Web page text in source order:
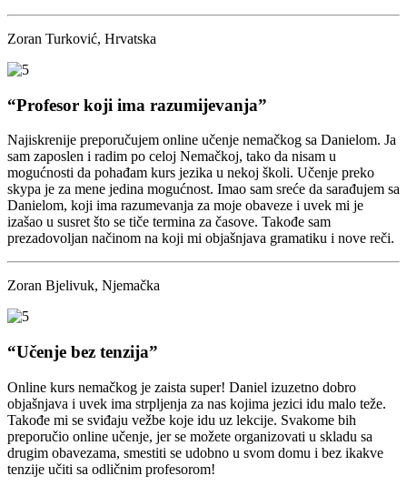
Zoran Turković, Hrvatska
“Profesor koji ima razumijevanja”
Najiskrenije preporučujem online učenje nemačkog sa Danielom. Ja
sam zaposlen i radim po celoj Nemačkoj, tako da nisam u
mogućnosti da pohađam kurs jezika u nekoj školi. Učenje preko
skypa je za mene jedina mogućnost. Imao sam sreće da sarađujem sa
Danielom, koji ima razumevanja za moje obaveze i uvek mi je
izašao u susret što se tiče termina za časove. Takođe sam
prezadovoljan načinom na koji mi objašnjava gramatiku i nove reči.
Zoran Bjelivuk, Njemačka
“Učenje bez tenzija”
Online kurs nemačkog je zaista super! Daniel izuzetno dobro
objašnjava i uvek ima strpljenja za nas kojima jezici idu malo teže.
Takođe mi se sviđaju vežbe koje idu uz lekcije. Svakome bih
preporučio online učenje, jer se možete organizovati u skladu sa
drugim obavezama, smestiti se udobno u svom domu i bez ikakve
tenzije učiti sa odličnim profesorom!